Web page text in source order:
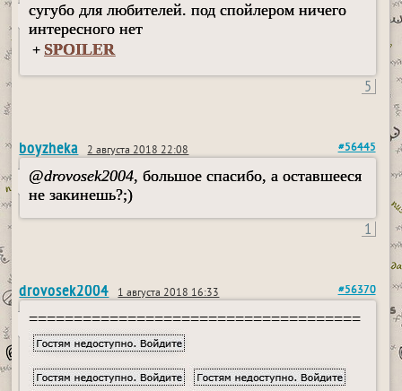
сугубо для любителей. под спойлером ничего
интересного нет
+ SPOILER
5
boyzheka 2 августа 2018 22:08 #56445
@drovosek2004, большое спасибо, а оставшееся
не закинешь?;)
1
drovosek2004 1 августа 2018 16:33 #56370
=====================================